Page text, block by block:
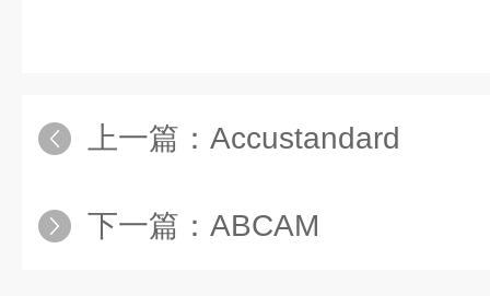
上一篇： Accustandard
下一篇： ABCAM